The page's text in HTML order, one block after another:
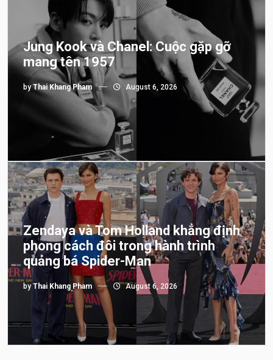
Jung Kook và Chanel: Cuộc gặp gỡ
mang tên 1957
byThai Khang Pham August 6, 2026
Zendaya và Tom Holland khẳng định
phong cách đôi trong hành trình
quảng bá Spider-Man
by Thai Khang Pham August 6, 2026